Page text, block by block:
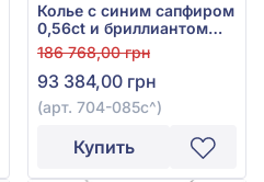
Колье с синим сапфиром
0,56ct и бриллиантом
0,18ct из белого золота
585°, арт. 704-085с
186 768,00 грн
93 384,00 грн
(арт. 704-085с^)
Купить